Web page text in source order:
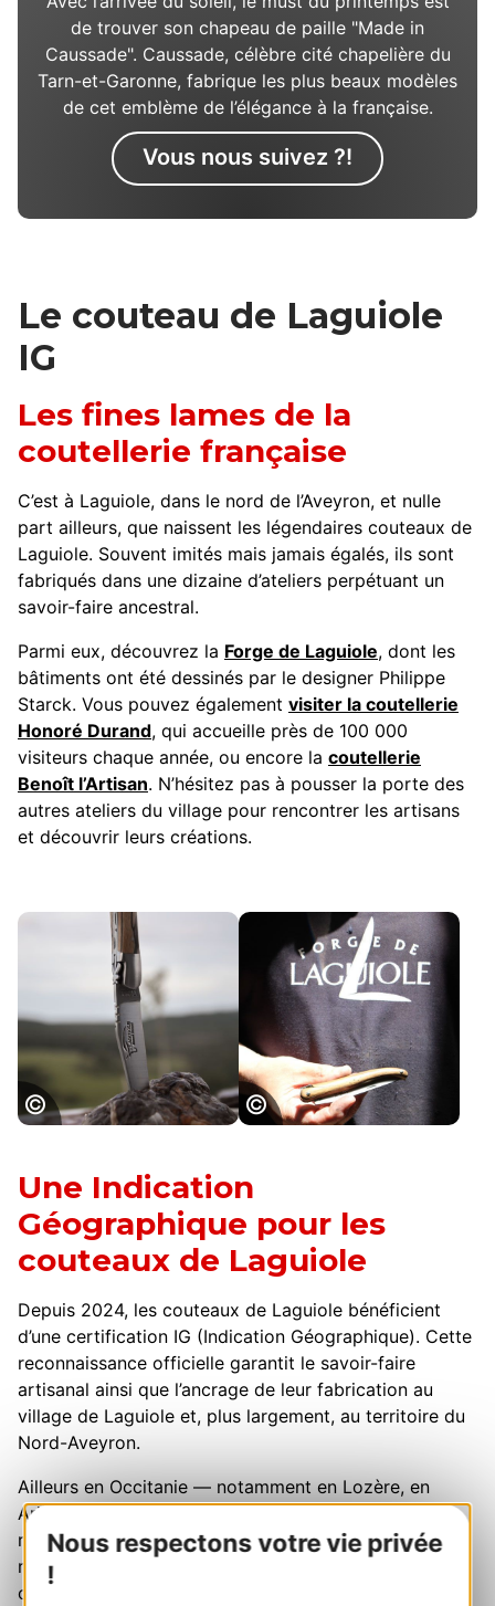
Nous respectons votre vie privée
!
de trouver son chapeau de paille "Made in
Caussade". Caussade, célèbre cité chapelière du
Tarn-et-Garonne, fabrique les plus beaux modèles
de cet emblème de l’élégance à la française.
Vous nous suivez ?!
Le couteau de Laguiole
IG
Les fines lames de la
coutellerie française
C’est à Laguiole, dans le nord de l’Aveyron, et nulle
part ailleurs, que naissent les légendaires couteaux de
Laguiole. Souvent imités mais jamais égalés, ils sont
fabriqués dans une dizaine d’ateliers perpétuant un
savoir-faire ancestral.
Parmi eux, découvrez la Forge de Laguiole, dont les
bâtiments ont été dessinés par le designer Philippe
Starck. Vous pouvez également visiter la coutellerie
Honoré Durand, qui accueille près de 100 000
visiteurs chaque année, ou encore la coutellerie
Benoît l’Artisan. N’hésitez pas à pousser la porte des
autres ateliers du village pour rencontrer les artisans
et découvrir leurs créations.
Une Indication
Géographique pour les
couteaux de Laguiole
Depuis 2024, les couteaux de Laguiole bénéficient
d’une certification IG (Indication Géographique). Cette
reconnaissance officielle garantit le savoir-faire
artisanal ainsi que l’ancrage de leur fabrication au
village de Laguiole et, plus largement, au territoire du
Nord-Aveyron.
Ailleurs en Occitanie — notamment en Lozère, en
Ariège ou dans le Tarn — d’autres artisans couteliers
réalisent également de belles lames. Ils proposent des
répliques fidèles des couteaux paysans traditionnels
ou des interprétations contemporaines adaptées aux